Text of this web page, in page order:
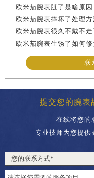
欧米茄腕表脏了是啥原因
欧米茄腕表摔坏了处理
欧米茄腕表很久不戴不
欧米茄腕表生锈了如何修
联
提交您的腕表
在线将您的
专业技师为您提供